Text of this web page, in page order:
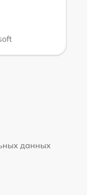
данных